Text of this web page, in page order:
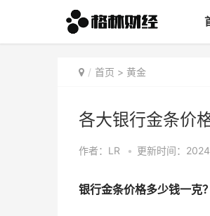
首页 > 黄金
各大银行金条价
作者：LR • 更新时间：
银行金条价格多少钱一克